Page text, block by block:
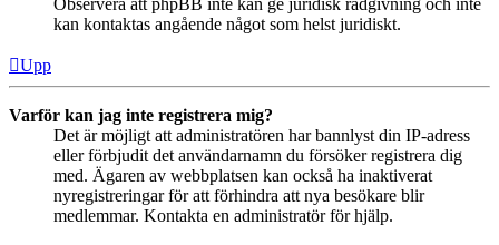
kan kontaktas angående något som helst juridiskt.
Upp
Varför kan jag inte registrera mig?
Det är möjligt att administratören har bannlyst din IP-adress
eller förbjudit det användarnamn du försöker registrera dig
med. Ägaren av webbplatsen kan också ha inaktiverat
nyregistreringar för att förhindra att nya besökare blir
medlemmar. Kontakta en administratör för hjälp.